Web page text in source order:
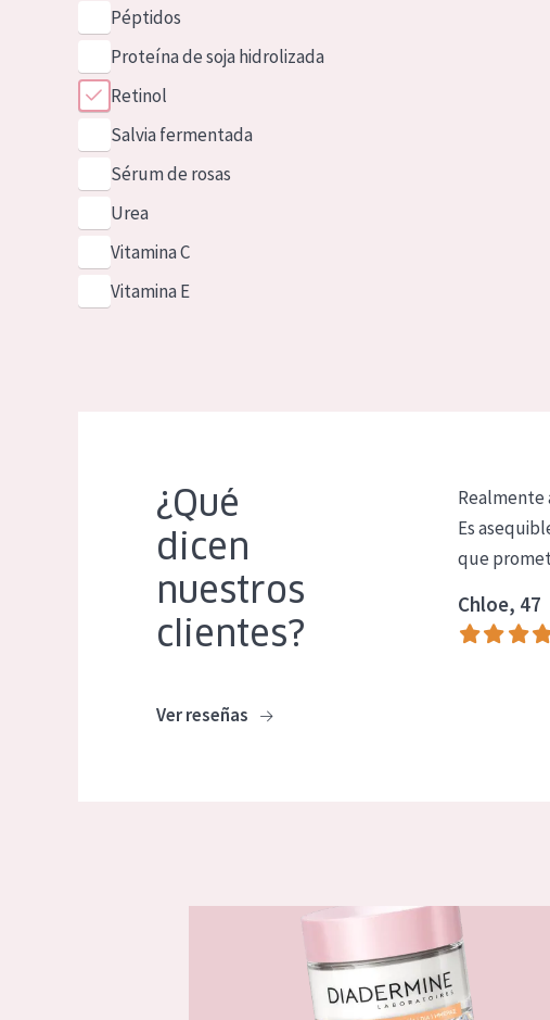
Péptidos
Proteína de soja hidrolizada
Retinol
Salvia fermentada
Sérum de rosas
Urea
Vitamina C
Vitamina E
¿Qué
dicen
nuestros
clientes?
Ver reseñas
Realmente
Es
que
Chloe, 47